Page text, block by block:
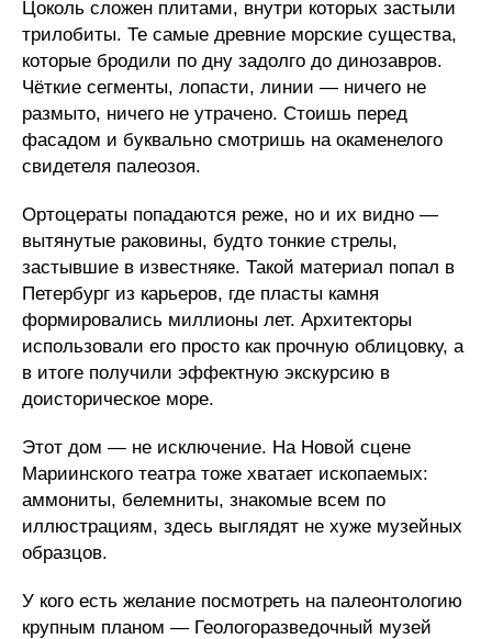
Цоколь сложен плитами, внутри которых застыли
трилобиты. Те самые древние морские существа,
которые бродили по дну задолго до динозавров.
Чёткие сегменты, лопасти, линии — ничего не
размыто, ничего не утрачено. Стоишь перед
фасадом и буквально смотришь на окаменелого
свидетеля палеозоя.
Ортоцераты попадаются реже, но и их видно —
вытянутые раковины, будто тонкие стрелы,
застывшие в известняке. Такой материал попал в
Петербург из карьеров, где пласты камня
формировались миллионы лет. Архитекторы
использовали его просто как прочную облицовку, а
в итоге получили эффектную экскурсию в
доисторическое море.
Этот дом — не исключение. На Новой сцене
Мариинского театра тоже хватает ископаемых:
аммониты, белемниты, знакомые всем по
иллюстрациям, здесь выглядят не хуже музейных
образцов.
У кого есть желание посмотреть на палеонтологию
крупным планом — Геологоразведочный музей